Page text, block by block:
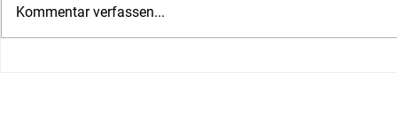
Kommentar verfassen...